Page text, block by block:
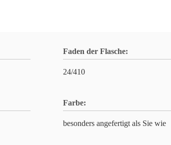
Faden der Flasche:
24/410
Farbe:
besonders angefertigt als Sie wie